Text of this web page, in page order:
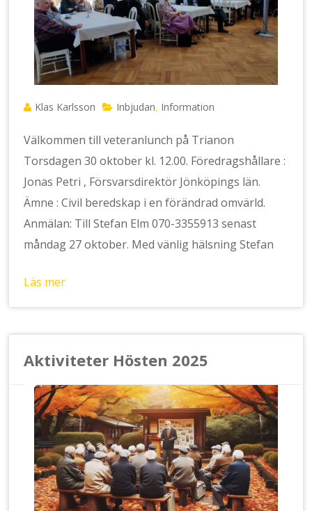
Klas Karlsson Inbjudan Information
Välkommen till veteranlunch på Trianon
Torsdagen 30 oktober kl. 12.00. Föredragshållare :
Jonas Petri , Försvarsdirektör Jönköpings län.
Ämne : Civil beredskap i en förändrad omvärld.
Anmälan: Till Stefan Elm 070-3355913 senast
måndag 27 oktober. Med vänlig hälsning Stefan
Läs mer
Aktiviteter Hösten 2025